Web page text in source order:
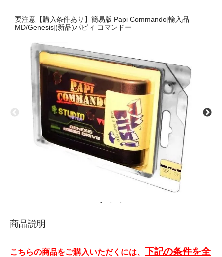
要注意【購入条件あり】簡易版 Papi Commando[輸入品
MD/Genesis](新品)パピィ コマンドー
商品説明
こちらの商品をご購入いただくには、 下記の条件を全